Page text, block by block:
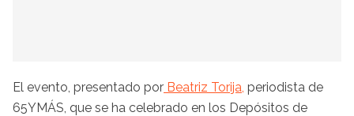
El evento, presentado por Beatriz Torija, periodista de
65YMÁS, que se ha celebrado en los Depósitos de